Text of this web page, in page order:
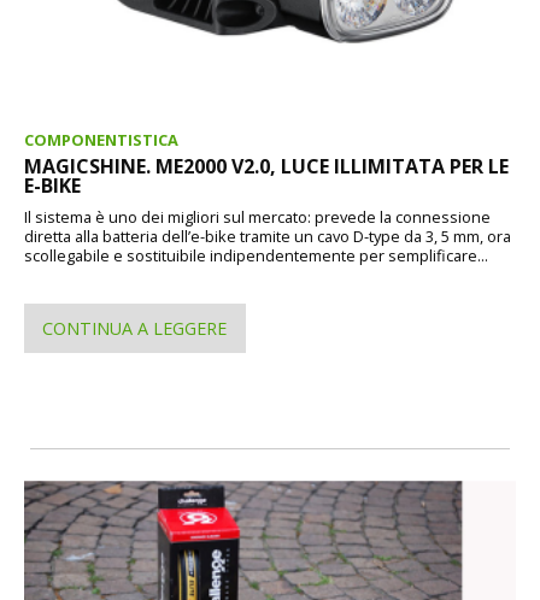
COMPONENTISTICA
MAGICSHINE. ME2000 V2.0, LUCE ILLIMITATA PER LE
E-BIKE
Il sistema è uno dei migliori sul mercato: prevede la connessione
diretta alla batteria dell’e-bike tramite un cavo D-type da 3, 5 mm, ora
scollegabile e sostituibile indipendentemente per semplificare...
CONTINUA A LEGGERE